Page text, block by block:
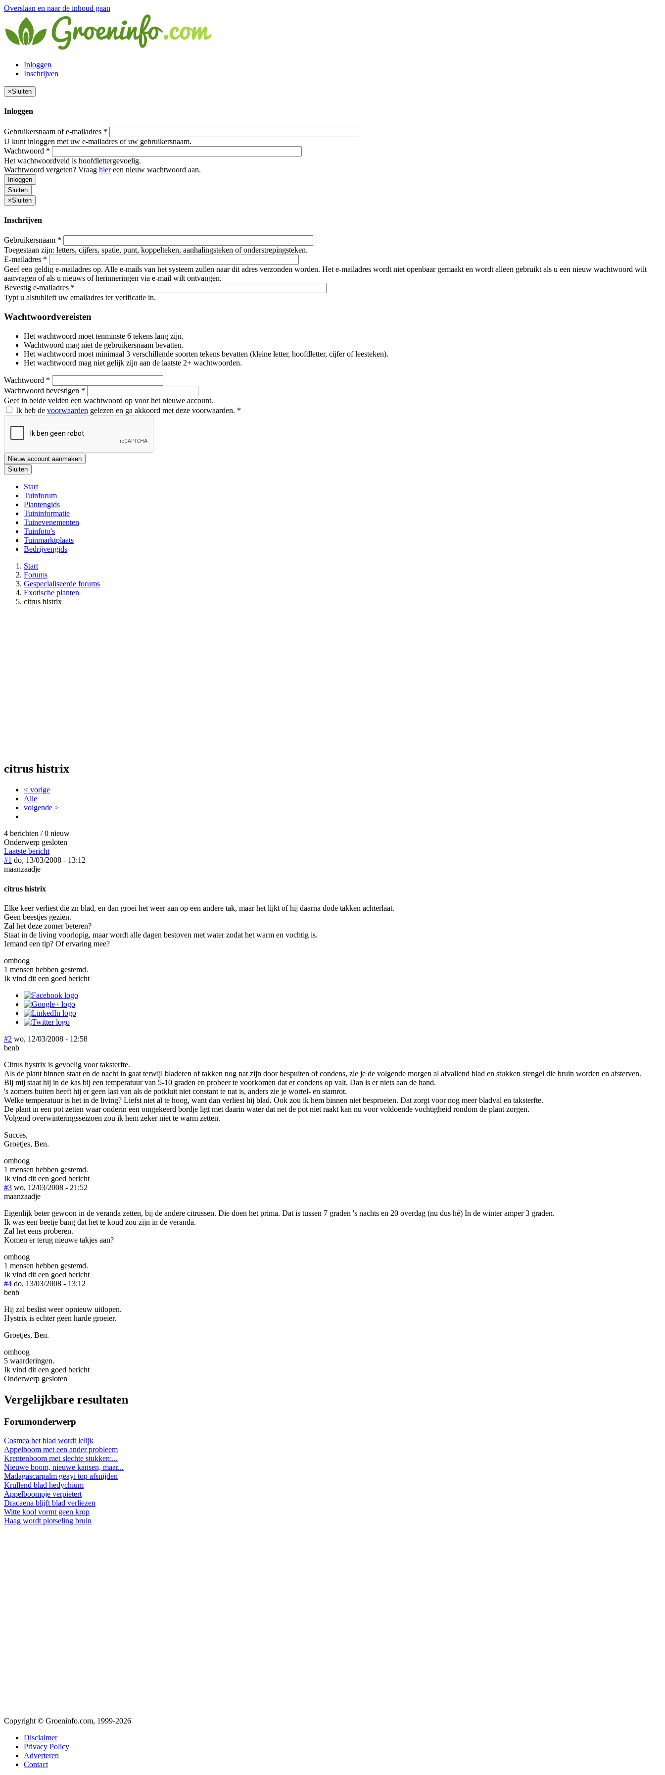
Overslaan en naar de inhoud gaan
Inloggen
Inschrijven
×Sluiten
Inloggen
Gebruikersnaam of e-mailadres *
U kunt inloggen met uw e-mailadres of uw gebruikersnaam.
Wachtwoord *
Het wachtwoordveld is hoofdlettergevoelig.
Wachtwoord vergeten? Vraag hiereen nieuw wachtwoord aan.
Inloggen
Sluiten
×Sluiten
Inschrijven
Gebruikersnaam *
Toegestaan zijn: letters, cijfers, spatie, punt, koppelteken, aanhalingsteken of onderstrepingsteken.
E-mailadres *
Geef een geldig e-mailadres op. Alle e-mails van het systeem zullen naar dit adres verzonden worden. Het e-mailadres wordt niet openbaar gemaakt en wordt alleen gebruikt als u een nieuw wachtwoord wilt
aanvragen of als u nieuws of herinneringen via e-mail wilt ontvangen.
Bevestig e-mailadres *
Typt u alstublieft uw emailadres ter verificatie in.
Wachtwoordvereisten
Het wachtwoord moet tenminste 6 tekens lang zijn.
Wachtwoord mag niet de gebruikersnaam bevatten.
Het wachtwoord moet minimaal 3 verschillende soorten tekens bevatten (kleine letter, hoofdletter, cijfer of leesteken).
Het wachtwoord mag niet gelijk zijn aan de laatste 2+ wachtwoorden.
Wachtwoord *
Wachtwoord bevestigen *
Geef in beide velden een wachtwoord op voor het nieuwe account.
Ik heb de voorwaarden gelezen en ga akkoord met deze voorwaarden. *
Nieuw account aanmaken
Sluiten
Start
Tuinforum
Plantengids
Tuininformatie
Tuinevenementen
Tuinfoto's
Tuinmarktplaats
Bedrijvengids
Start
Forums
Gespecialiseerde forums
Exotische planten
citrus histrix
citrus histrix
< vorige
Alle
volgende >
4 berichten / 0 nieuw
Onderwerp gesloten
Laatste bericht
#1 do, 13/03/2008 - 13:12
maanzaadje
citrus histrix
Elke keer verliest die zn blad, en dan groei het weer aan op een andere tak, maar het lijkt of hij daarna dode takken achterlaat.
Geen beestjes gezien.
Zal het deze zomer beteren?
Staat in de living voorlopig, maar wordt alle dagen bestoven met water zodat het warm en vochtig is.
Iemand een tip? Of ervaring mee?
omhoog
1 mensen hebben gestemd.
Ik vind dit een goed bericht
#2 wo, 12/03/2008 - 12:58
benb
Citrus hystrix is gevoelig voor taksterfte.
Als de plant binnen staat en de nacht in gaat terwijl bladeren of takken nog nat zijn door bespuiten of condens, zie je de volgende morgen al afvallend blad en stukken stengel die bruin worden en afsterven.
Bij mij staat hij in de kas bij een temperatuur van 5-10 graden en probeer te voorkomen dat er condens op valt. Dan is er niets aan de hand.
's zomers buiten heeft hij er geen last van als de potkluit niet constant te nat is, anders zie je wortel- en stamrot.
Welke temperatuur is het in de living? Liefst niet al te hoog, want dan verliest hij blad. Ook zou ik hem binnen niet besproeien. Dat zorgt voor nog meer bladval en taksterfte.
De plant in een pot zetten waar onderin een omgekeerd bordje ligt met daarin water dat net de pot niet raakt kan nu voor voldoende vochtigheid rondom de plant zorgen.
Volgend overwinteringsseizoen zou ik hem zeker niet te warm zetten.
Succes,
Groetjes, Ben.
omhoog
1 mensen hebben gestemd.
Ik vind dit een goed bericht
#3 wo, 12/03/2008 - 21:52
maanzaadje
Eigenlijk beter gewoon in de veranda zetten, bij de andere citrussen. Die doen het prima. Dat is tussen 7 graden 's nachts en 20 overdag (nu dus hé) In de winter amper 3 graden.
Ik was een beetje bang dat het te koud zou zijn in de veranda.
Zal het eens proberen.
Komen er terug nieuwe takjes aan?
omhoog
1 mensen hebben gestemd.
Ik vind dit een goed bericht
#4 do, 13/03/2008 - 13:12
benb
Hij zal beslist weer opnieuw uitlopen.
Hystrix is echter geen harde groeier.
Groetjes, Ben.
omhoog
5 waarderingen.
Ik vind dit een goed bericht
Onderwerp gesloten
Vergelijkbare resultaten
Forumonderwerp
Cosmea het blad wordt lelijk
Appelboom met een ander probleem
Krentenboom met slechte stukken:...
Nieuwe boom, nieuwe kansen, maar...
Madagascarpalm geayi top afsnijden
Krullend blad hedychium
Appelboompje verpietert
Dracaena blijft blad verliezen
Witte kool vormt geen krop
Haag wordt plotseling bruin
Copyright © Groeninfo.com, 1999-2026
Disclaimer
Privacy Policy
Adverteren
Contact